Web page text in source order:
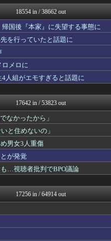
なんJ PRIDE
ガジェット2ch
異世界転生まとめ速報
mashlife通信
なんじぇいスタジアム＠なん...
【サッカー まとめ】サカラ...
修羅ママ速報
ポッカキット
鬼女はみた -修羅場・恋愛...
おうち速報
政経ワロスまとめニュース♪
HANO-K
子育てちゃんねる
不思議.net - 5ch...
筋肉速報
いたしん！
大河ドラマ2ch
おうまがタイムズ
18554 in / 38662 out
国後『本家』に失望する事態に
を行っていたと話題に
メロに
人組がエモすぎると話題に
17642 in / 53823 out
なかったから」
と住めないの」
男女3人重傷
が発覚
…視聴者批判でBPO議論
17256 in / 64914 out